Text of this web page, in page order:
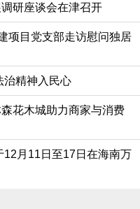
研座谈会在津召开
项目党支部走访慰问独居
治精神入民心
花木城助力商家与消费
月11日至17日在海南万